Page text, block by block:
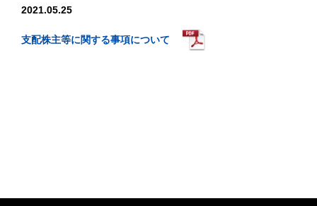
2021.05.25
支配株主等に関する事項について